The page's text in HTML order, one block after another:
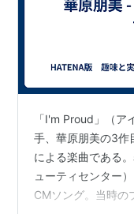
ク・ジャパン
ビジュアルクイ
1995年09月、歌
「keep yourself
ンヒットを記録
「I'm Proud」（ア
手、華原朋美の3作
による楽曲である
ューティセンター
CMソング。当時の